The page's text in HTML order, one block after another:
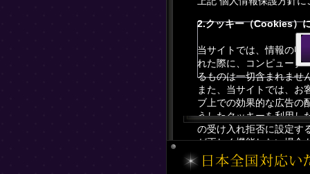
2.クッキー（Cookies）
当サイトでは、情報の収
れた際に、コンピュータ
るものは一切含まれませ
また、当サイトでは、お
ブ上での効果的な広告の
うしたクッキーを利用し
の受け入れ拒否に設定す
が正しく機能しない場合